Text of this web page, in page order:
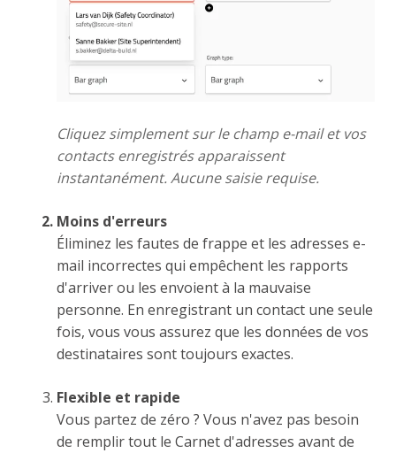
Cliquez simplement sur le champ e-mail et vos
contacts enregistrés apparaissent
instantanément. Aucune saisie requise.
Moins d'erreurs
Éliminez les fautes de frappe et les adresses e-
mail incorrectes qui empêchent les rapports
d'arriver ou les envoient à la mauvaise
personne. En enregistrant un contact une seule
fois, vous vous assurez que les données de vos
destinataires sont toujours exactes.
Flexible et rapide
Vous partez de zéro ? Vous n'avez pas besoin
de remplir tout le Carnet d'adresses avant de